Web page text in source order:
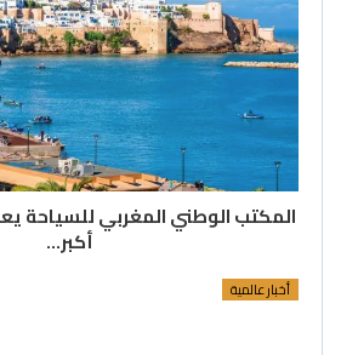
المكتب الوطني المغربي للسياحة
أكبر…
أخبار عالمية